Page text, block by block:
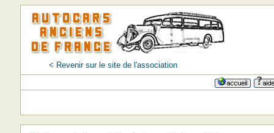
< Revenir sur le site de l'association